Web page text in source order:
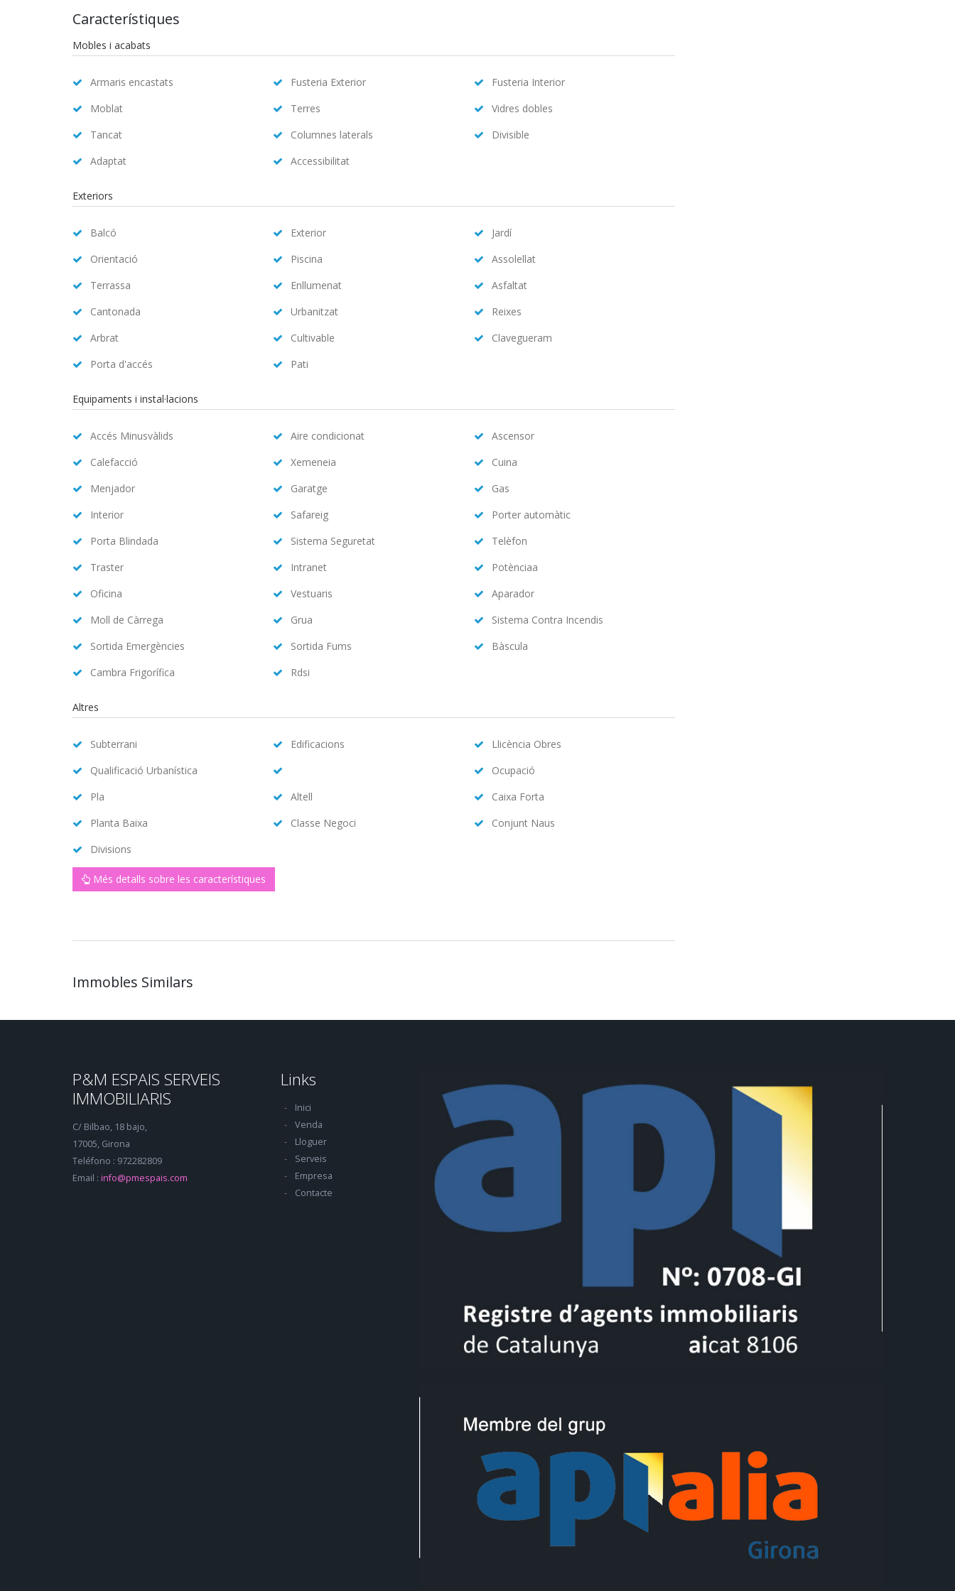
Característiques
Mobles i acabats
Armaris encastats Fusteria Exterior
Fusteria Interior
Moblat
Terres
Vidres dobles
Tancat
Columnes laterals
Divisible
Adaptat
Accessibilitat
Exteriors
Balcó Exterior
Jardí
Orientació
Piscina
Assolellat
Terrassa
Enllumenat
Asfaltat
Cantonada
Urbanitzat
Reixes
Arbrat
Cultivable
Clavegueram
Porta d'accés
Pati
Equipaments i instal·lacions
Accés Minusvàlids Aire condicionat
Ascensor
Calefacció
Xemeneia
Cuina
Menjador
Garatge
Gas
Interior
Safareig
Porter automàtic
Porta Blindada
Sistema Seguretat
Telèfon
Traster
Intranet
Potènciaa
Oficina
Vestuaris
Aparador
Moll de Càrrega
Grua
Sistema Contra Incendis
Sortida Emergències
Sortida Fums
Bàscula
Cambra Frigorífica
Rdsi
Altres
Subterrani Edificacions
Llicència Obres
Qualificació Urbanística
Ocupació
Pla
Altell
Caixa Forta
Planta Baixa
Classe Negoci
Conjunt Naus
Divisions
Més detalls sobre les característiques
Immobles Similars
P&M ESPAIS SERVEIS
IMMOBILIARIS
C/ Bilbao, 18 bajo,
17005, Girona
Teléfono : 972282809
Email : info@pmespais.com
Links
Inici
Venda
Lloguer
Serveis
Empresa
Contacte